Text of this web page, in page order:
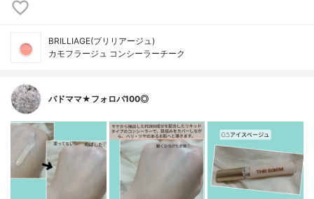
BRILLIAGE(ブリリアージュ)
カモフラージュ コンシーラーチーク
バドママ★フォロバ100◎